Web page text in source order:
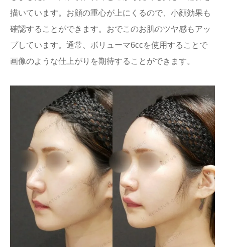
描いています。お顔の重心が上にくるので、小顔効果も
確認することができます。おでこのお肌のツヤ感もアッ
プしています。通常、ボリューマ6ccを使用することで
画像のような仕上がりを期待することができます。